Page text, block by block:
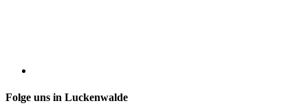
Folge uns in Luckenwalde